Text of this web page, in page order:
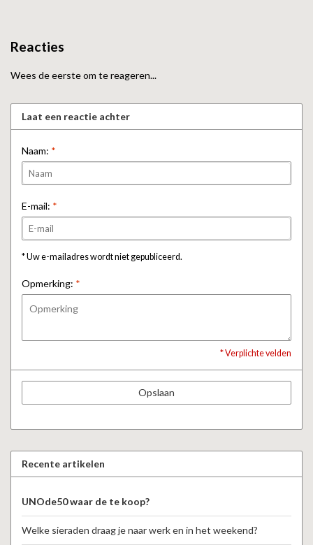
Reacties
Wees de eerste om te reageren...
Laat een reactie achter
Naam: *
E-mail: *
* Uw e-mailadres wordt niet gepubliceerd.
Opmerking: *
* Verplichte velden
Opslaan
Recente artikelen
UNOde50 waar de te koop?
Welke sieraden draag je naar werk en in het weekend?